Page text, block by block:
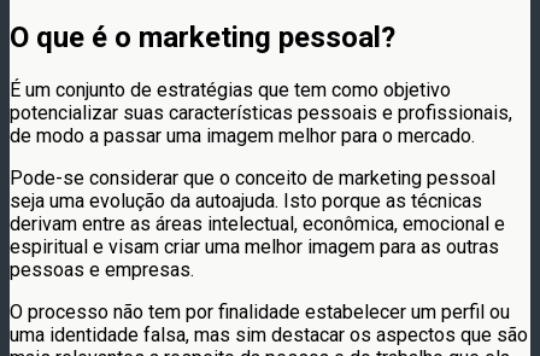
O que é o marketing pessoal?
É um conjunto de estratégias que tem como objetivo
potencializar suas características pessoais e profissionais,
de modo a passar uma imagem melhor para o mercado.
Pode-se considerar que o conceito de marketing pessoal
seja uma evolução da autoajuda. Isto porque as técnicas
derivam entre as áreas intelectual, econômica, emocional e
espiritual e visam criar uma melhor imagem para as outras
pessoas e empresas.
O processo não tem por finalidade estabelecer um perfil ou
uma identidade falsa, mas sim destacar os aspectos que são